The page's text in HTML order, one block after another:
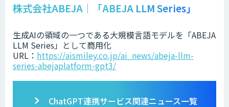
株式会社ABEJA｜「ABEJA LLM Series」
生成AIの領域の一つである大規模言語モデルを「ABEJA
LLM Series」として商用化
URL： https://aismiley.co.jp/ai_news/abeja-llm-
series-abejaplatform-gpt3/
ChatGPT連携サービス関連ニュース一覧